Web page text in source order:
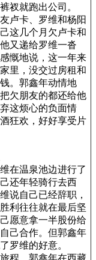
衩就跑出公司。
卢卡、罗维和杨阳
这几个月欠卢卡和
又递给罗维一沓
慨地说，这一年来
里，没交过房租和
。郭鑫年动情地
欠朋友的都还给他
这烦心的负面情
狂欢，好好享受片
在温泉池边进行了
还年轻骑行去西
说自己已经辞职，
利往往就在最后坚
愿意拿一半股份给
己合作。但郭鑫年
罗维的好意。
程。郭鑫年在西藏